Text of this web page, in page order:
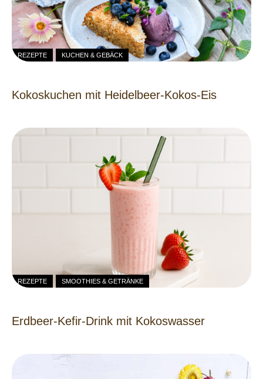
REZEPTE KUCHEN & GEBÄCK
Kokoskuchen mit Heidelbeer-Kokos-Eis
REZEPTE SMOOTHIES & GETRÄNKE
Erdbeer-Kefir-Drink mit Kokoswasser